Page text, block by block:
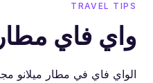
TRAVEL TIPS
واي فاي مطار
الواي فاي في مطار ميلانو